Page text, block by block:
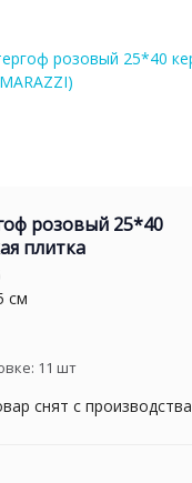
розовый 25*40
плитка
см
11 шт
снят с производства